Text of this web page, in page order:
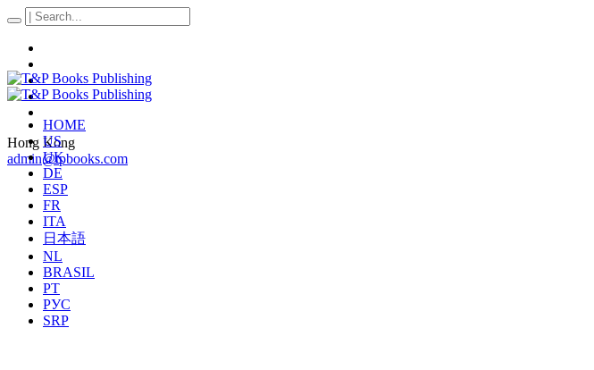
Hong Kong
admin@tpbooks.com
HOME
US
UK
DE
ESP
FR
ITA
日本語
NL
BRASIL
PT
РУС
SRP